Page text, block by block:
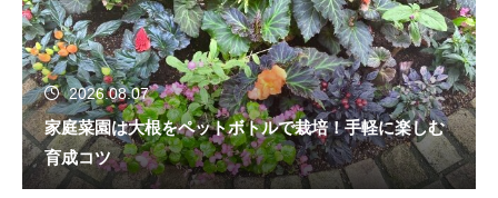
2026.08.07
家庭菜園は大根をペットボトルで栽培！手軽に楽しむ
育成コツ